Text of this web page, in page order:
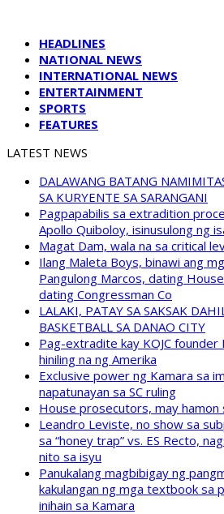
HEADLINES
NATIONAL NEWS
INTERNATIONAL NEWS
ENTERTAINMENT
SPORTS
FEATURES
LATEST NEWS
DALAWANG BATANG
SA KURYENTE SA SARANGANI
Pagpapabilis sa extradition
Apollo Quiboloy, isinusulong ng
Magat Dam, wala na sa critical
Ilang Maleta Boys, binawi ang
Pangulong Marcos, dating
dating Congressman Co
LALAKI, PATAY SA SAKSAK
BASKETBALL SA DANAO CITY
Pag-extradite kay KOJC
hiniling na ng Amerika
Exclusive power ng Kamara sa
napatunayan sa SC ruling
House prosecutors, may hamon
Leandro Leviste, no show sa
sa “honey trap” vs. ES Recto,
nito sa isyu
Panukalang magbibigay ng
kakulangan ng mga textbook sa
inihain sa Kamara